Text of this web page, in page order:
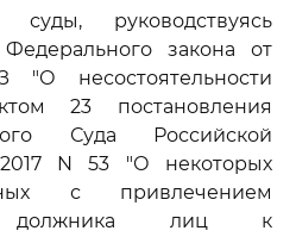
суды, руководствуясь
Федерального закона от
"О несостоятельности
23 постановления
Суда Российской
N 53 "О некоторых
с привлечением
должника лиц к